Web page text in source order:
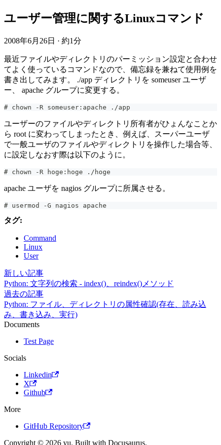
ユーザー管理に関するLinuxコマンド
2008年6月26日 · 約1分
最近ファイルやディレクトリのパーミッション設定と合わせ
てよく使っているコマンドなので、備忘録を兼ねて使用例を
書き出してみます。 ./app ディレクトリを someuser ユーザ
ー、 apache グループに変更する。
# chown -R someuser:apache ./app
ユーザーのファイルやディレクトリ所有者がひょんなことか
ら root に変わってしまったとき、例えば、スーパーユーザ
で一般ユーザのファイルやディレクトリを操作した場合等、
に設定しなおす際は以下のように。
# chown -R hoge:hoge ./hoge
apache ユーザを nagios グループに所属させる。
# usermod -G nagios apache
タグ:
Command
Linux
User
新しい記事
Python: 文字列の検索 - index()、reindex()メソッド
過去の記事
Python: ファイル、ディレクトリの属性確認(存在、読み込
み、書き込み、実行)
Documents
Test Page
Socials
Linkedin
X
Github
More
GitHub Repository
Copyright © 2026 yu. Built with Docusaurus.